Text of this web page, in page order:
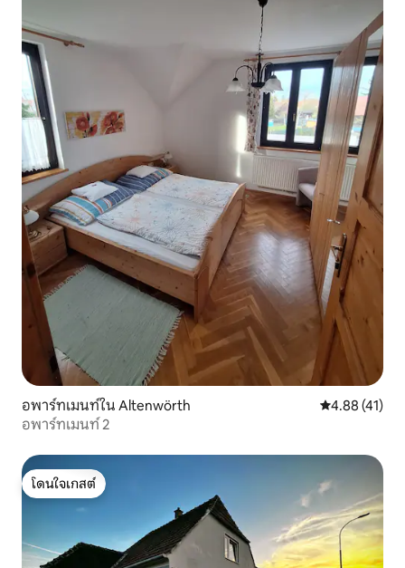
อพาร์ทเมนท์ใน Altenwörth คะแนนเฉลี่ย
4.88 (41)
อพาร์ทเมนท์ 2
โดนใจเกสต์
โดนใจเกสต์